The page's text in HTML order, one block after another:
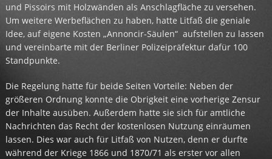
und Pissoirs mit Holzwänden als Anschlagfläche zu versehen.
Um weitere Werbeflächen zu haben, hatte Litfaß die geniale
Idee, auf eigene Kosten „Annoncir-Säulen“ aufstellen zu lassen
und vereinbarte mit der Berliner Polizeipräfektur dafür 100
Standpunkte.
Die Regelung hatte für beide Seiten Vorteile: Neben der
größeren Ordnung konnte die Obrigkeit eine vorherige Zensur
der Inhalte ausüben. Außerdem hatte sie sich für amtliche
Nachrichten das Recht der kostenlosen Nutzung einräumen
lassen. Dies war auch für Litfaß von Nutzen, denn er durfte
während der Kriege 1866 und 1870/71 als erster vor allen